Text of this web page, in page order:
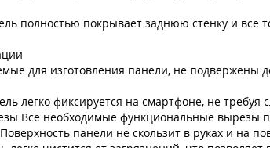
полностью покрывает заднюю стенку и все
для изготовления панели, не подвержены
легко фиксируется на смартфоне, не
Все необходимые функциональные вырезы
панели не скользит в руках и на